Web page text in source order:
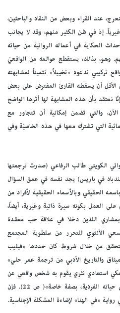
عند القراء وبعض من النقاد والباحثين،
إذ في ظن الكثير منهم، وقد لا يجانب
الحكاية في أعماله الروائية من حياته
وهو، بذلك، يستقطع عوالمه من الواقعيّ
تركيبي ندعوه «تخييلاً» تثميناً لمشابهته
الأقل أن يسقطه القارئ المفترض على بعض
نعتقد بأن هذه المشابهة لها أثرها الواضح
والتي تضمن إمكانية أن تتجاور مع
التي تشترك معها في هذه الخاصيّة وفي
الكويتي طالب الرفاعي (صدرت ترجمتها
في باريس) يجد نفسه في عمق السؤال
الحقيقي وبالأسماء الحقيقية لأفراد من
العمل بكونه سيرة ذاتية وغيرية، أيضاً،
بمشاري اللذين دخلا في علاقة حب معقدة
الأنثوي للتحرر من سلطوية المجتمع
تتحقق من خلال شروط كان حددها «فيليب
والتاريخ الأدبي من ترجمة عمر حلي»
استعادي نثري يقوم به شخص واقعي عن
وجوده الخاص، وذلك عندما يركز على حياته الفردية، بصفة خاصة»( ص 22). فإن
«في الهنا» لإضاءة المشكلة الإجناسية.